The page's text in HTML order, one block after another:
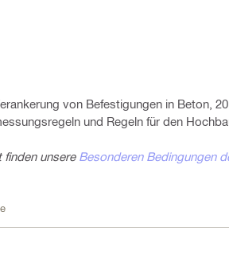
von Befestigungen in Beton,
und Regeln für den
finden unsere Besonderen Bedingungen